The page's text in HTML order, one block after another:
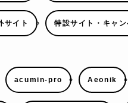
サイト 特設サイト・キャン
acumin-pro Aeonik